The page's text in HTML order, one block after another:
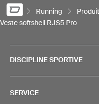
Running
Veste softshell RJS5 Pro
DISCIPLINE SPORTIVE
SERVICE